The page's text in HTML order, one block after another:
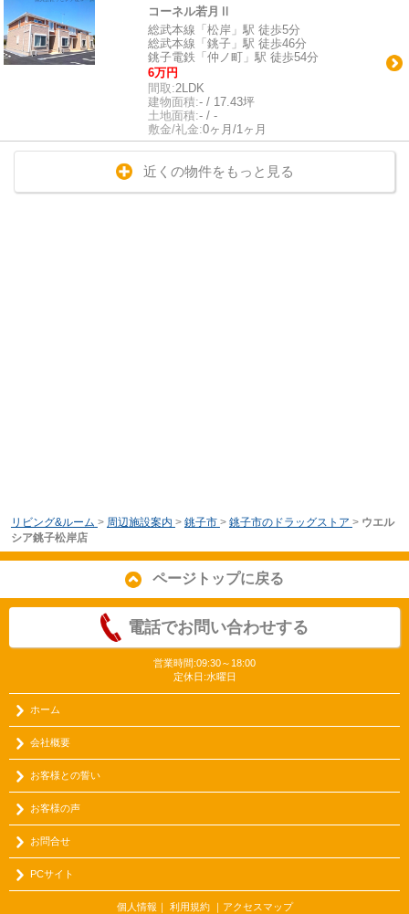
コーネル若月Ⅱ
総武本線「松岸」駅 徒歩5分
総武本線「銚子」駅 徒歩46分
銚子電鉄「仲ノ町」駅 徒歩54分
6万円
間取:2LDK
建物面積:- / 17.43坪
土地面積:- / -
敷金/礼金:0ヶ月/1ヶ月
近くの物件をもっと見る
リビング&ルーム > 周辺施設案内 > 銚子市 > 銚子市のドラッグストア > ウエル
シア銚子松岸店
ページトップに戻る
電話でお問い合わせする
営業時間:09:30～18:00
定休日:水曜日
ホーム
会社概要
お客様との誓い
お客様の声
お問合せ
PCサイト
個人情報 利用規約｜ アクセスマップ